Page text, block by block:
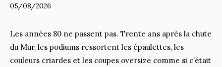
05/08/2026
Les années 80 ne passent pas. Trente ans après la chute
du Mur, les podiums ressortent les épaulettes, les
couleurs criardes et les coupes oversize comme si c’était